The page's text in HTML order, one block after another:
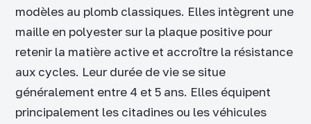
modèles au plomb classiques. Elles intègrent une
maille en polyester sur la plaque positive pour
retenir la matière active et accroître la résistance
aux cycles. Leur durée de vie se situe
généralement entre 4 et 5 ans. Elles équipent
principalement les citadines ou les véhicules